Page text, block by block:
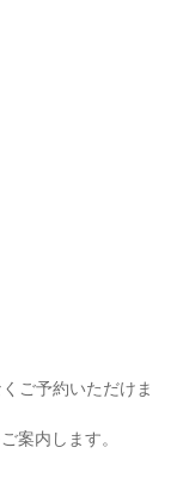
ご予約いただけま
案内します。